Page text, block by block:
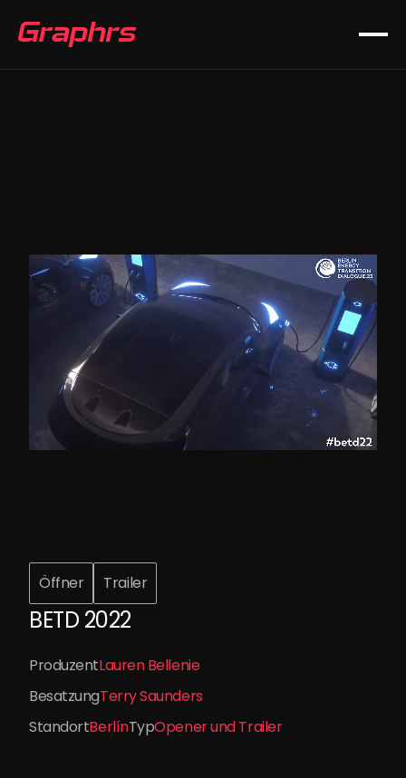
Öffner Trailer
BETD 2022
ProduzentLauren Bellenie
BesatzungTerry Saunders
StandortBerlínTypOpener und Trailer